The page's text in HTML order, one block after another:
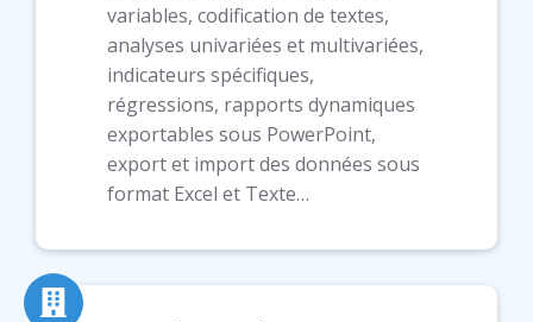
variables, codification de textes,
analyses univariées et multivariées,
indicateurs spécifiques,
régressions, rapports dynamiques
exportables sous PowerPoint,
export et import des données sous
format Excel et Texte…